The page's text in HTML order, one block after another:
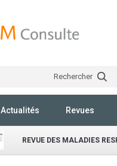
Rechercher
Actualités Revues
REVUE DES MALADIES